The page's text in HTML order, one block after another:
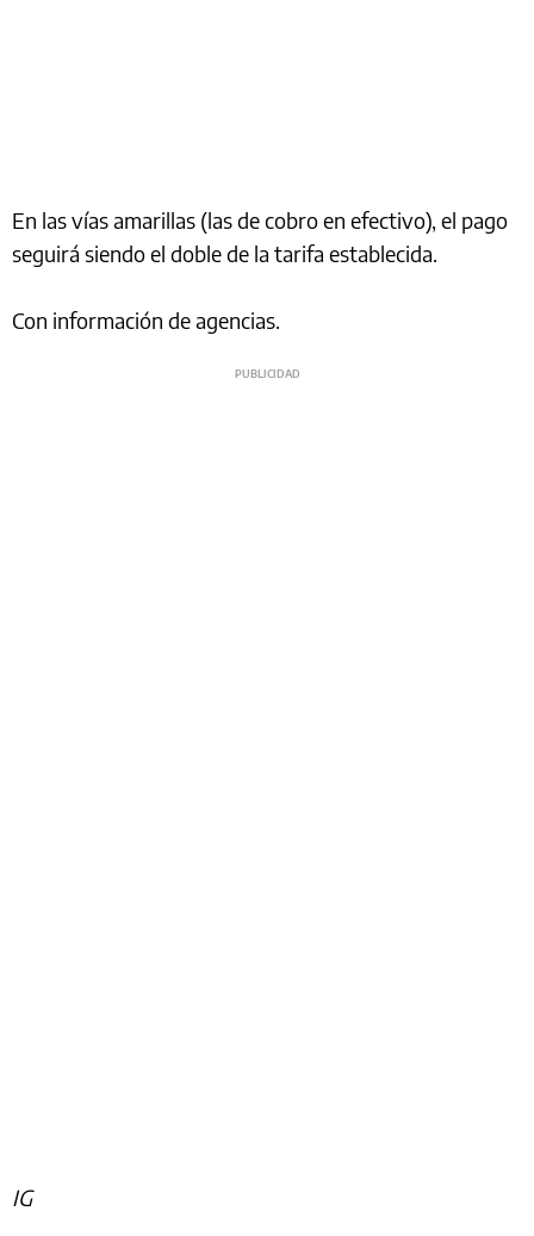
En las vías amarillas (las de cobro en efectivo), el pago
seguirá siendo el doble de la tarifa establecida.
Con información de agencias.
IG